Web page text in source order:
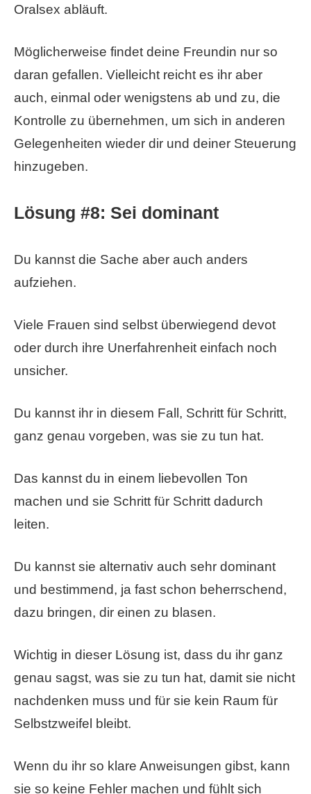
Oralsex abläuft.
Möglicherweise findet deine Freundin nur so
daran gefallen. Vielleicht reicht es ihr aber
auch, einmal oder wenigstens ab und zu, die
Kontrolle zu übernehmen, um sich in anderen
Gelegenheiten wieder dir und deiner Steuerung
hinzugeben.
Lösung #8: Sei dominant
Du kannst die Sache aber auch anders
aufziehen.
Viele Frauen sind selbst überwiegend devot
oder durch ihre Unerfahrenheit einfach noch
unsicher.
Du kannst ihr in diesem Fall, Schritt für Schritt,
ganz genau vorgeben, was sie zu tun hat.
Das kannst du in einem liebevollen Ton
machen und sie Schritt für Schritt dadurch
leiten.
Du kannst sie alternativ auch sehr dominant
und bestimmend, ja fast schon beherrschend,
dazu bringen, dir einen zu blasen.
Wichtig in dieser Lösung ist, dass du ihr ganz
genau sagst, was sie zu tun hat, damit sie nicht
nachdenken muss und für sie kein Raum für
Selbstzweifel bleibt.
Wenn du ihr so klare Anweisungen gibst, kann
sie so keine Fehler machen und fühlt sich